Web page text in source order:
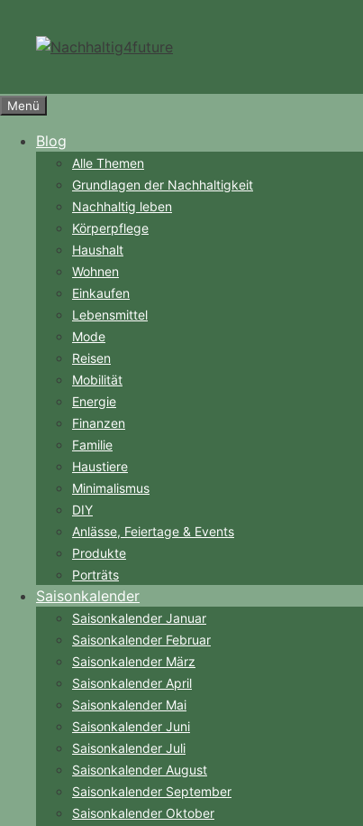
springen
Menü
Blog
Alle Themen
Grundlagen der Nachhaltigkeit
Nachhaltig leben
Körperpflege
Haushalt
Wohnen
Einkaufen
Lebensmittel
Mode
Reisen
Mobilität
Energie
Finanzen
Familie
Haustiere
Minimalismus
DIY
Anlässe, Feiertage & Events
Produkte
Porträts
Saisonkalender
Saisonkalender Januar
Saisonkalender Februar
Saisonkalender März
Saisonkalender April
Saisonkalender Mai
Saisonkalender Juni
Saisonkalender Juli
Saisonkalender August
Saisonkalender September
Saisonkalender Oktober